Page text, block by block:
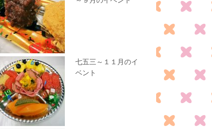
七五三～１１月のイ
ベント